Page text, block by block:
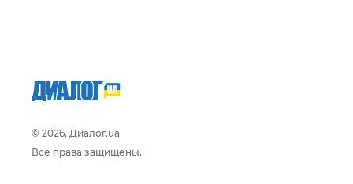
© 2026, Диалог.ua
Все права защищены.